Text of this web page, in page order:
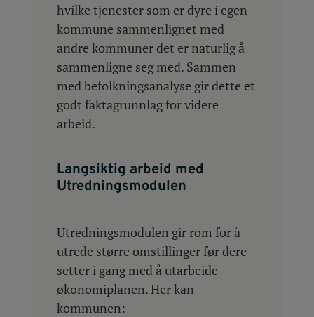
hvilke tjenester som er dyre i egen
kommune sammenlignet med
andre kommuner det er naturlig å
sammenligne seg med. Sammen
med befolkningsanalyse gir dette et
godt faktagrunnlag for videre
arbeid.
Langsiktig arbeid med
Utredningsmodulen
Utredningsmodulen gir rom for å
utrede større omstillinger før dere
setter i gang med å utarbeide
økonomiplanen. Her kan
kommunen: